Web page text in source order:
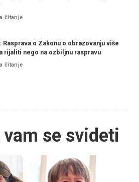
čitanje
Rasprava o Zakonu o obrazovanju više
rijaliti nego na ozbiljnu raspravu
čitanje
se svideti